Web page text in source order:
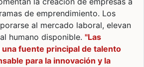
de emprendimiento. Los
al mercado laboral, elevan
humano disponible. "Las
fuente principal de talento
para la innovación y la